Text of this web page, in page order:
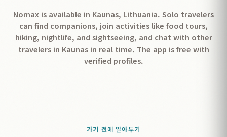
Nomax is available in Kaunas, Lithuania. Solo travelers
can find companions, join activities like food tours,
hiking, nightlife, and sightseeing, and chat with other
travelers in Kaunas in real time. The app is free with
verified profiles.
가기 전에 알아두기